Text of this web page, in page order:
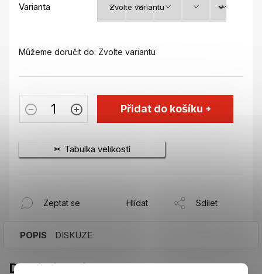
Varianta
Můžeme doručit do: Zvolte variantu
Přidat do košíku
Tabulka velikostí
Zeptat se Hlídat Sdílet
POPIS DISKUZE
Detailní popis produktu